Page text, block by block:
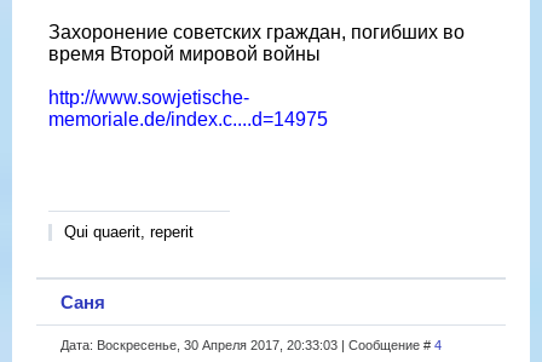
Захоронение советских граждан, погибших во
время Второй мировой войны
http://www.sowjetische-
memoriale.de/index.c....d=14975
Qui quaerit, reperit
Саня
Дата: Воскресенье, 30 Апреля 2017, 20:33:03 | Сообщение # 4